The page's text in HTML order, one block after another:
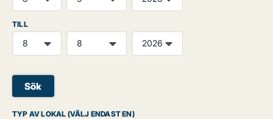
TILL
Sök
TYP AV LOKAL (VÄLJ ENDAST EN)